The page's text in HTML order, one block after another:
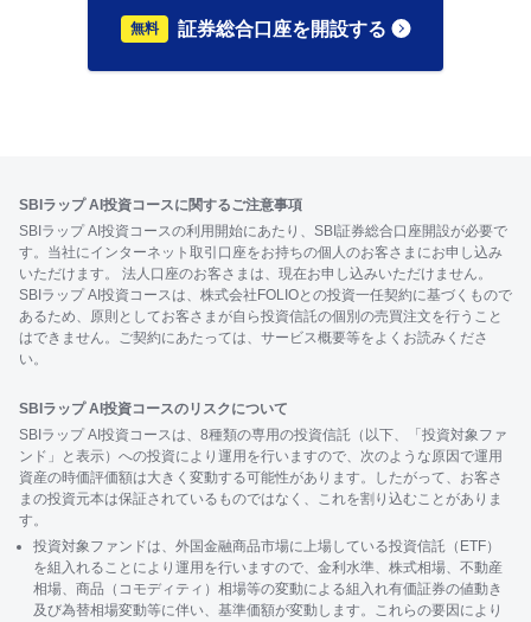
証券総合口座を開設する
SBIラップ AI投資コースに関するご注意事項
SBIラップ AI投資コースの利用開始にあたり、SBI証券総合口座開設が必要で
す。当社にインターネット取引口座をお持ちの個人のお客さまにお申し込み
いただけます。 法人口座のお客さまは、現在お申し込みいただけません。
SBIラップ AI投資コースは、株式会社FOLIOとの投資一任契約に基づくもので
あるため、原則としてお客さまが自ら投資信託の個別の売買注文を行うこと
はできません。ご契約にあたっては、サービス概要等をよくお読みくださ
い。
SBIラップ AI投資コースのリスクについて
SBIラップ AI投資コースは、8種類の専用の投資信託（以下、「投資対象ファ
ンド」と表示）への投資により運用を行いますので、次のような原因で運用
資産の時価評価額は大きく変動する可能性があります。したがって、お客さ
まの投資元本は保証されているものではなく、これを割り込むことがありま
す。
投資対象ファンドは、外国金融商品市場に上場している投資信託（ETF）
を組入れることにより運用を行いますので、金利水準、株式相場、不動産
相場、商品（コモディティ）相場等の変動による組入れ有価証券の値動き
及び為替相場変動等に伴い、基準価額が変動します。これらの要因により